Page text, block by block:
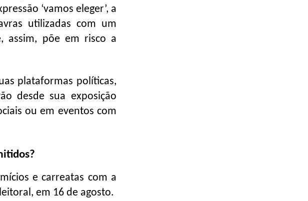
‘vamos eleger’, a
utilizadas com um
assim, põe em risco a
plataformas políticas,
desde sua exposição
ou em eventos com
e carreatas com a
em 16 de agosto.